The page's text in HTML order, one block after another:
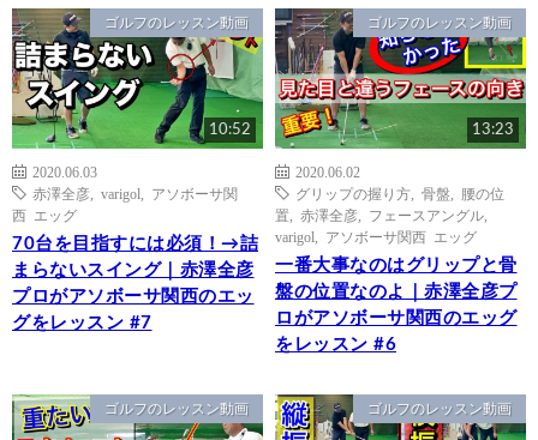
ゴルフのレッスン動画
10:52
2020.06.03
赤澤全彦
varigol
アソボーサ関
西 エッグ
70台を目指すには必須！→詰
まらないスイング｜赤澤全彦
プロがアソボーサ関西のエッ
グをレッスン #7
ゴルフのレッスン動画
13:23
2020.06.02
グリップの握り方
骨盤
腰の位
置
赤澤全彦 フェースアングル
varigol
アソボーサ関西 エッグ
一番大事なのはグリップと骨
盤の位置なのよ｜赤澤全彦プ
ロがアソボーサ関西のエッグ
をレッスン #6
ゴルフのレッスン動画 ゴルフのレッスン動画